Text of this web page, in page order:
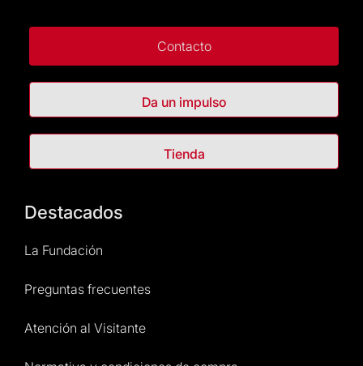
Contacto
Da un impulso
Tienda
Destacados
La Fundación
Preguntas frecuentes
Atención al Visitante